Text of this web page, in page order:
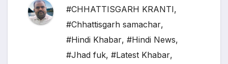
#CHHATTISGARH KRANTI,
#Chhattisgarh samachar,
#Hindi Khabar, #Hindi News,
#Jhad fuk, #Latest Khabar,